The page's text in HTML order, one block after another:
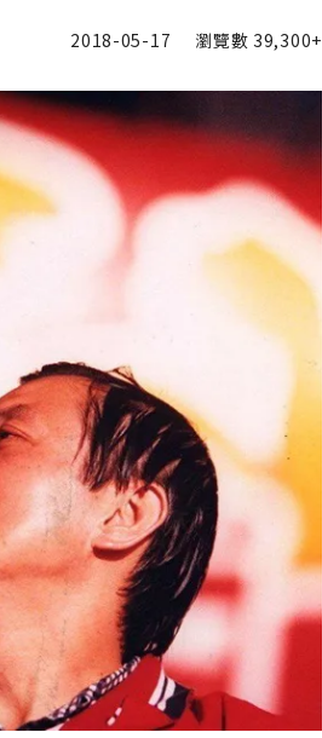
2018-05-17 瀏覽數 39,300+